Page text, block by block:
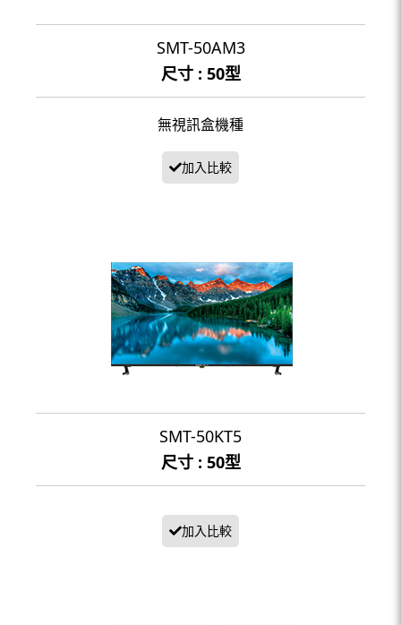
SMT-50AM3
尺寸 : 50型
無視訊盒機種
SMT-50KT5
尺寸 : 50型